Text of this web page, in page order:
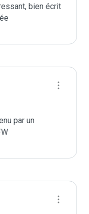
bien écrit
par un